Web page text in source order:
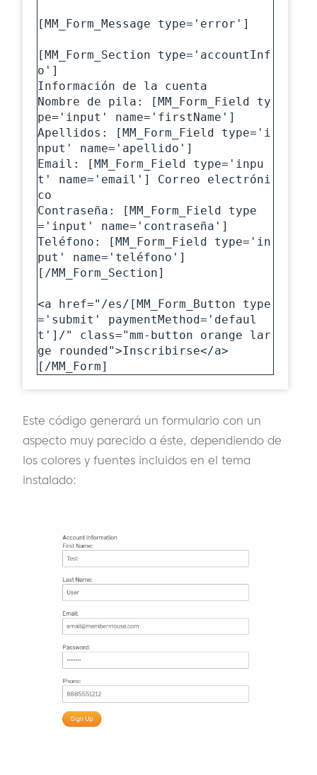
[MM_Form_Message type='error']
[MM_Form_Section type='accountInf
o']
Información de la cuenta
Nombre de pila: [MM_Form_Field ty
pe='input' name='firstName']
Apellidos: [MM_Form_Field type='i
nput' name='apellido']
Email: [MM_Form_Field type='inpu
t' name='email'] Correo electróni
co
Contraseña: [MM_Form_Field type
='input' name='contraseña']
Teléfono: [MM_Form_Field type='in
put' name='teléfono']
[/MM_Form_Section]
<a href="/es/[MM_Form_Button type
='submit' paymentMethod='defaul
t']/" class="mm-button orange lar
ge rounded">Inscribirse</a>
[/MM_Form]
Este código generará un formulario con un
aspecto muy parecido a éste, dependiendo de
los colores y fuentes incluidos en el tema
instalado: